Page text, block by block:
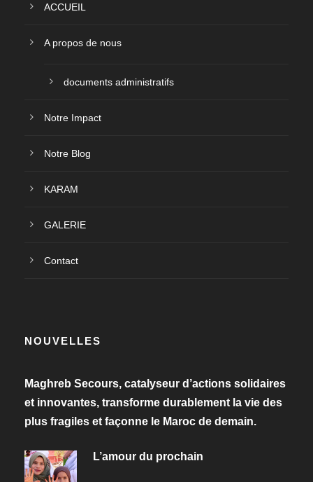
ACCUEIL
A propos de nous
documents administratifs
Notre Impact
Notre Blog
KARAM
GALERIE
Contact
NOUVELLES
Maghreb Secours, catalyseur d’actions solidaires
et innovantes, transforme durablement la vie des
plus fragiles et façonne le Maroc de demain.
L’amour du prochain